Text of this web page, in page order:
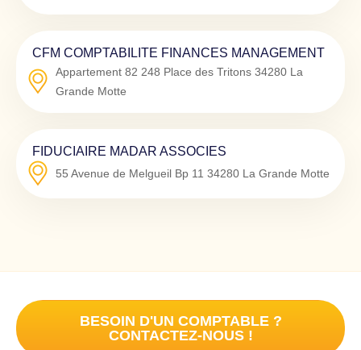
CFM COMPTABILITE FINANCES MANAGEMENT
Appartement 82 248 Place des Tritons 34280 La
Grande Motte
FIDUCIAIRE MADAR ASSOCIES
55 Avenue de Melgueil Bp 11 34280 La Grande Motte
BESOIN D'UN COMPTABLE ?
CONTACTEZ-NOUS !